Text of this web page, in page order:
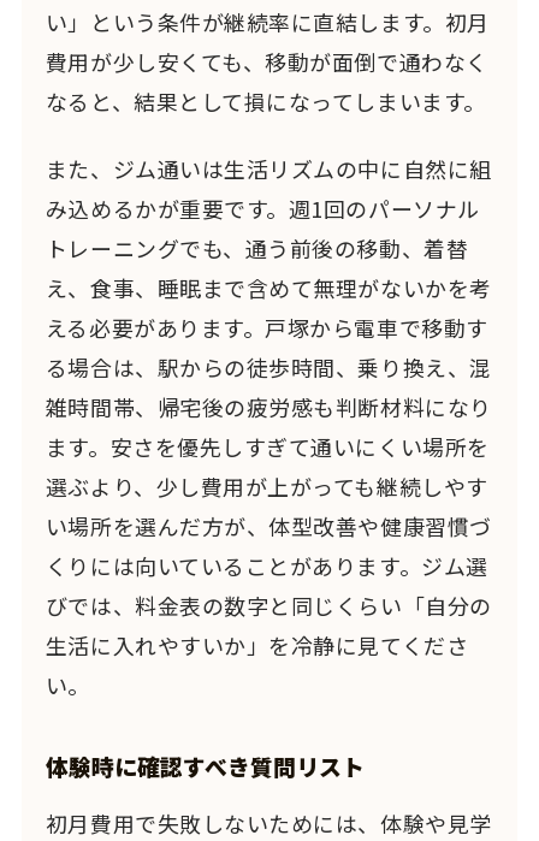
い」という条件が継続率に直結します。初月
費用が少し安くても、移動が面倒で通わなく
なると、結果として損になってしまいます。
また、ジム通いは生活リズムの中に自然に組
み込めるかが重要です。週1回のパーソナル
トレーニングでも、通う前後の移動、着替
え、食事、睡眠まで含めて無理がないかを考
える必要があります。戸塚から電車で移動す
る場合は、駅からの徒歩時間、乗り換え、混
雑時間帯、帰宅後の疲労感も判断材料になり
ます。安さを優先しすぎて通いにくい場所を
選ぶより、少し費用が上がっても継続しやす
い場所を選んだ方が、体型改善や健康習慣づ
くりには向いていることがあります。ジム選
びでは、料金表の数字と同じくらい「自分の
生活に入れやすいか」を冷静に見てくださ
い。
体験時に確認すべき質問リスト
初月費用で失敗しないためには、体験や見学